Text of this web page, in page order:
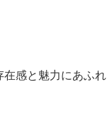
感と魅力にあふ